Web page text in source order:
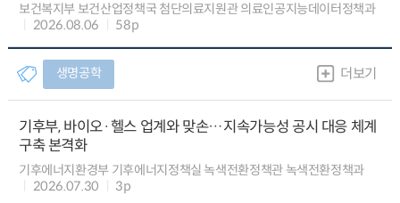
보건복지부 보건산업정책국 첨단의료지원관 의료인공지능데이터정책과
2026.08.06
58p
생명공학 더보기
기후부, 바이오·헬스 업계와 맞손…지속가능성 공시 대응 체계
구축 본격화
기후에너지환경부 기후에너지정책실 녹색전환정책관 녹색전환정책과
2026.07.30
3p